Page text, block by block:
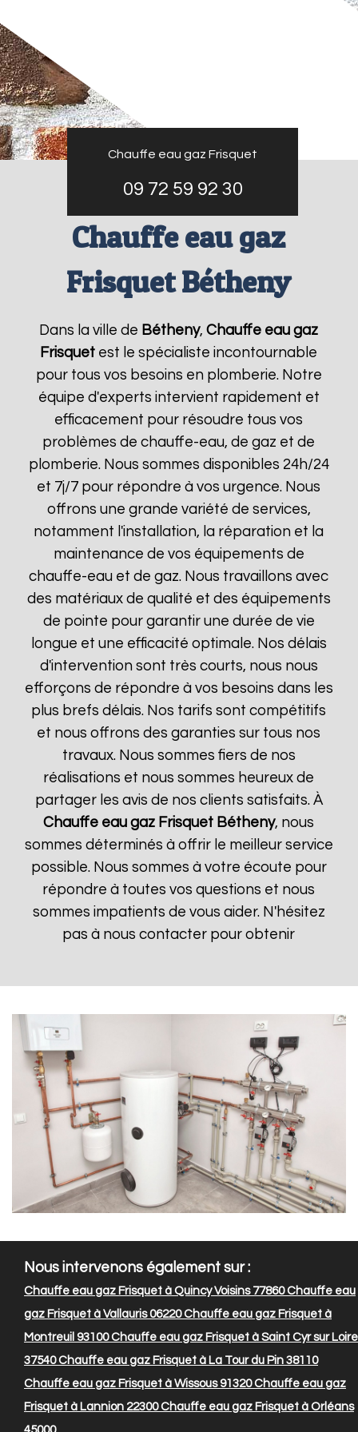
Chauffe eau gaz Frisquet
09 72 59 92 30
Chauffe eau gaz
Frisquet Bétheny
Dans la ville de Bétheny,Chauffe eau gaz
Frisquet est le spécialiste incontournable
pour tous vos besoins en plomberie. Notre
équipe d'experts intervient rapidement et
efficacement pour résoudre tous vos
problèmes de chauffe-eau, de gaz et de
plomberie. Nous sommes disponibles 24h/24
et 7j/7 pour répondre à vos urgence. Nous
offrons une grande variété de services,
notamment l'installation, la réparation et la
maintenance de vos équipements de
chauffe-eau et de gaz. Nous travaillons avec
des matériaux de qualité et des équipements
de pointe pour garantir une durée de vie
longue et une efficacité optimale. Nos délais
d'intervention sont très courts, nous nous
efforçons de répondre à vos besoins dans les
plus brefs délais. Nos tarifs sont compétitifs
et nous offrons des garanties sur tous nos
travaux. Nous sommes fiers de nos
réalisations et nous sommes heureux de
partager les avis de nos clients satisfaits. À
Chauffe eau gaz Frisquet Bétheny, nous
sommes déterminés à offrir le meilleur service
possible. Nous sommes à votre écoute pour
répondre à toutes vos questions et nous
sommes impatients de vous aider. N'hésitez
pas à nous contacter pour obtenir
Nous intervenons également sur :
Chauffe eau gaz Frisquet à Quincy Voisins 77860Chauffe eau
gaz Frisquet à Vallauris 06220Chauffe eau gaz Frisquet à
Montreuil 93100Chauffe eau gaz Frisquet à Saint Cyr sur Loire
37540Chauffe eau gaz Frisquet à La Tour du Pin 38110
Chauffe eau gaz Frisquet à Wissous 91320Chauffe eau gaz
Frisquet à Lannion 22300Chauffe eau gaz Frisquet à Orléans